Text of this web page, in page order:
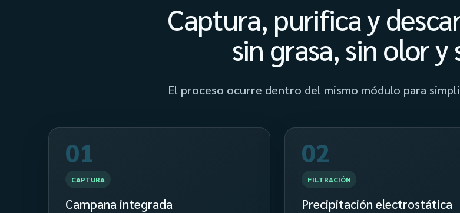
Captura, purifica y
sin grasa, sin olor y
El proceso ocurre dentro del mismo módulo para
01
CAPTURA
Campana integrada
02
FILTRACIÓN
Precipitación electrostática